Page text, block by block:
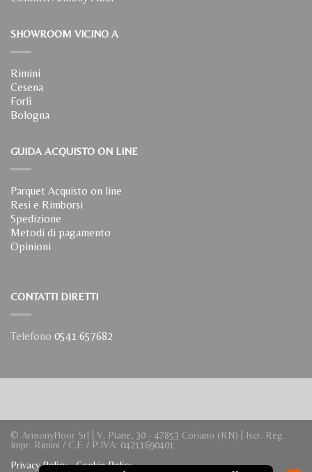
SHOWROOM VICINO A
Rimini
Cesena
Forlì
Bologna
GUIDA ACQUISTO ON LINE
Parquet Acquisto on line
Resi e Rimborsi
Spedizione
Metodi di pagamento
Opinioni
CONTATTI DIRETTI
Telefono 0541 657682
© ArmonyFloor Srl | V. Piane, 30 - 47853 Coriano (RN) | Iscr. Reg.
Impr. Rimini / C.F. / P.IVA: 04211690401
Privacy Policy-Cookie Policy